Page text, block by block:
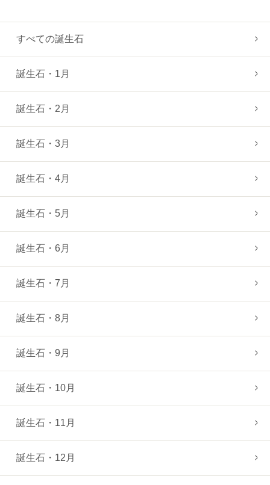
すべての誕生石
誕生石・1月
誕生石・2月
誕生石・3月
誕生石・4月
誕生石・5月
誕生石・6月
誕生石・7月
誕生石・8月
誕生石・9月
誕生石・10月
誕生石・11月
誕生石・12月